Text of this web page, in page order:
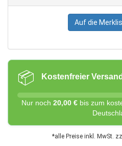
Auf die
📦 Kostenfreier
Nur noch 20,00 € bis zum
*alle Preise inkl. MwSt.